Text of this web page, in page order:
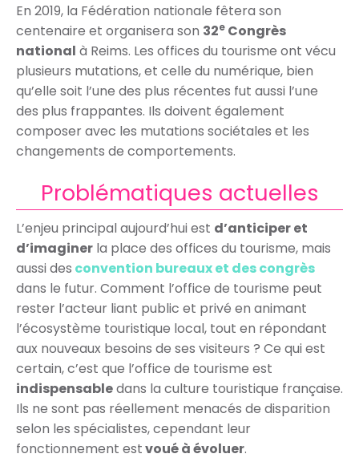
En 2019, la Fédération nationale fêtera son
centenaire et organisera son 32e Congrès
national à Reims. Les offices du tourisme ont vécu
plusieurs mutations, et celle du numérique, bien
qu’elle soit l’une des plus récentes fut aussi l’une
des plus frappantes. Ils doivent également
composer avec les mutations sociétales et les
changements de comportements.
Problématiques actuelles
L’enjeu principal aujourd’hui est d’anticiper et
d’imaginer la place des offices du tourisme, mais
aussi des convention bureaux et des congrès
dans le futur. Comment l’office de tourisme peut
rester l’acteur liant public et privé en animant
l’écosystème touristique local, tout en répondant
aux nouveaux besoins de ses visiteurs ? Ce qui est
certain, c’est que l’office de tourisme est
indispensabledans la culture touristique française.
Ils ne sont pas réellement menacés de disparition
selon les spécialistes, cependant leur
fonctionnement estvoué à évoluer.